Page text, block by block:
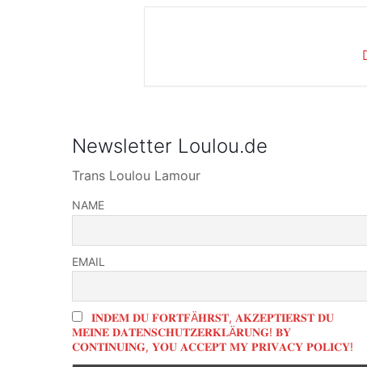
Newsletter Loulou.de
Trans Loulou Lamour
NAME
EMAIL
𝐈𝐍𝐃𝐄𝐌 𝐃𝐔 𝐅𝐎𝐑𝐓𝐅Ä𝐇𝐑𝐒𝐓, 𝐀𝐊𝐙𝐄𝐏𝐓𝐈𝐄𝐑𝐒𝐓 𝐃𝐔
𝐌𝐄𝐈𝐍𝐄 𝐃𝐀𝐓𝐄𝐍𝐒𝐂𝐇𝐔𝐓𝐙𝐄𝐑𝐊𝐋Ä𝐑𝐔𝐍𝐆! 𝐁𝐘
𝐂𝐎𝐍𝐓𝐈𝐍𝐔𝐈𝐍𝐆, 𝐘𝐎𝐔 𝐀𝐂𝐂𝐄𝐏𝐓 𝐌𝐘 𝐏𝐑𝐈𝐕𝐀𝐂𝐘 𝐏𝐎𝐋𝐈𝐂𝐘!